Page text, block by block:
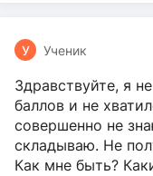
У Ученик
Здравствуйте, я
баллов и не
совершенно не
складываю. Не
Как мне быть?